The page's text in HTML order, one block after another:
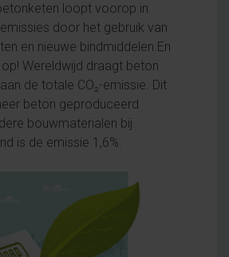
loopt voorop in
door het gebruik van
en nieuwe bindmiddelen.En
Wereldwijd draagt beton
de totale CO₂-emissie. Dit
beton geproduceerd
bouwmaterialen bij
is de emissie 1,6%.